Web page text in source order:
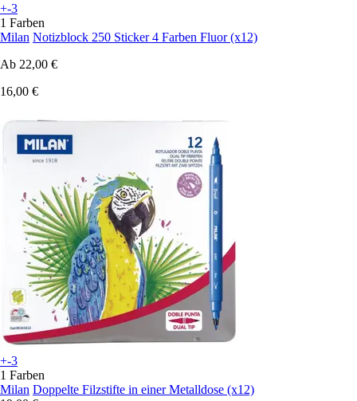
+-3
1 Farben
Milan Notizblock 250 Sticker 4 Farben Fluor (x12)
Ab 22,00 €
16,00 €
+-3
1 Farben
Milan Doppelte Filzstifte in einer Metalldose (x12)